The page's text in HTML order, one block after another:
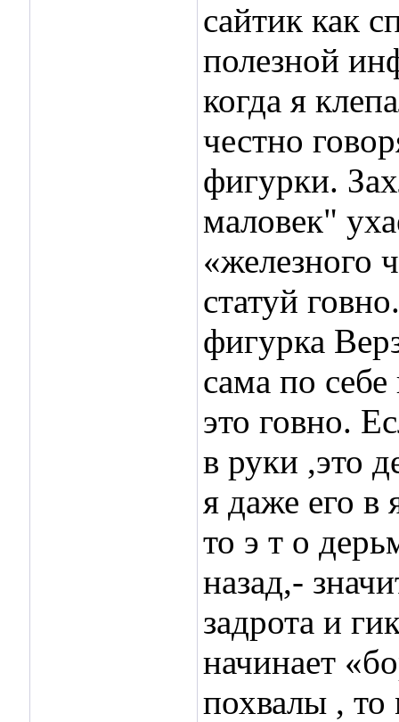
сайтик как
полезной
когда я
честно
фигурки.
маловек"
«железного
статуй
фигурка
сама по
это говно.
в руки ,это
я даже его в
то э т о
назад,-
задрота и
начинает
похвалы ,